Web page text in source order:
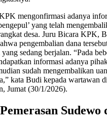
mengonfirmasi adanya
yang telah
desa. Juru Bicara KPK,
pengembalian dana
sedang berjalan. “Pada
informasi adanya
sudah mengembalikan
kata Budi kepada wartawan
Jumat (30/1/2026).
Sudewo